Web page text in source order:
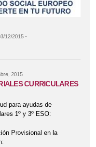
EUROPEO
12/2015 -
2015
CURRICULARES
para ayudas de
1º y 3º ESO:
Provisional en la